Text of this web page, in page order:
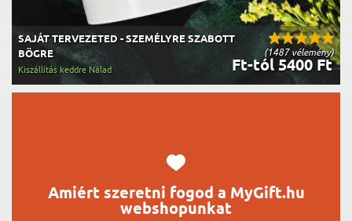
(1487 vélemény)
SAJÁT TERVEZETED - SZEMÉLYRE SZABOTT
BÖGRE
Ft-tól 5400 Ft
Kiszállítás keddre Nálad
Amiért szeretni fogod a MyGift.hu
webshopunkat